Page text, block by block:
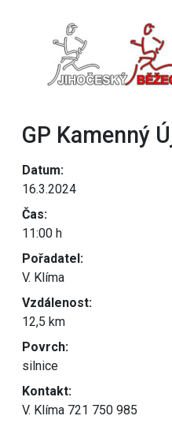
GP Kamenný
Datum:
16.3.2024
Čas:
11:00 h
Pořadatel:
V. Klíma
Vzdálenost:
12,5 km
Povrch:
silnice
Kontakt:
V. Klíma 721 750 985